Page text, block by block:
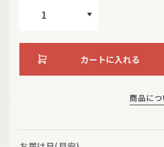
カートに入れる
商品に